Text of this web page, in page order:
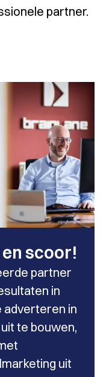
partner.
scoor!
partner
in
adverteren in
te bouwen,
uit